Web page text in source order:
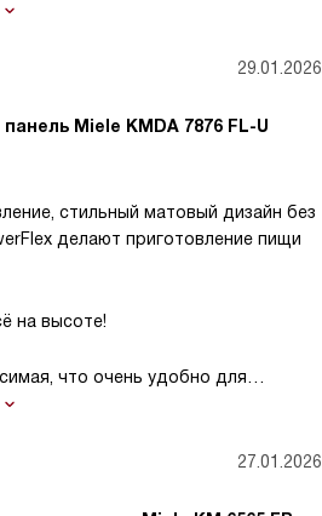
29.01.2026
Miele KMDA 7876 FL-U
стильный матовый дизайн без
делают приготовление пищи
на высоте!
что очень удобно для
в современном стиле —
без рамки отлично вписалась
управления ComfortSelect
а белый дисплей хорошо
Мне особенно
27.01.2026